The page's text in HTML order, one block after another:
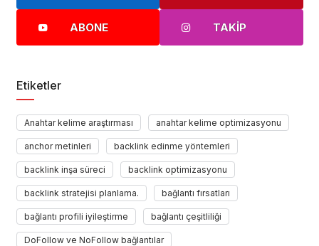
ABONE TAKIP
Etiketler
Anahtar kelime araştırması anahtar kelime optimizasyonu
anchor metinleri backlink edinme yöntemleri
backlink inşa süreci backlink optimizasyonu
backlink stratejisi planlama. bağlantı fırsatları
bağlantı profili iyileştirme bağlantı çeşitliliği
DoFollow ve NoFollow bağlantılar